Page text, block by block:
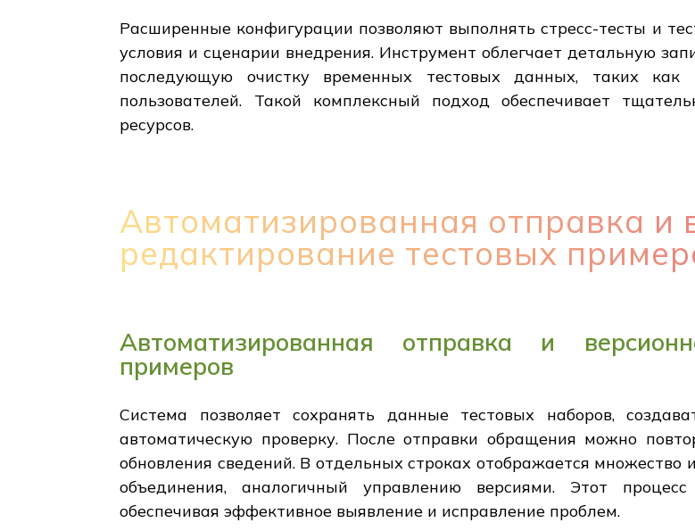
Расширенные конфигурации позволяют выполнять стресс-тесты и
условия и сценарии внедрения. Инструмент облегчает детальную
последующую очистку временных тестовых данных, таких
пользователей. Такой комплексный подход обеспечивает
ресурсов.
Автоматизированная отправка и
редактирование тестовых
Автоматизированная отправка и
примеров
Система позволяет сохранять данные тестовых наборов,
автоматическую проверку. После отправки обращения можно
обновления сведений. В отдельных строках отображается множество
объединения, аналогичный управлению версиями. Этот
обеспечивая эффективное выявление и исправление проблем.